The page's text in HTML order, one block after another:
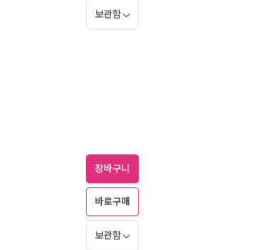
보관함
장바구니
바로구매
보관함